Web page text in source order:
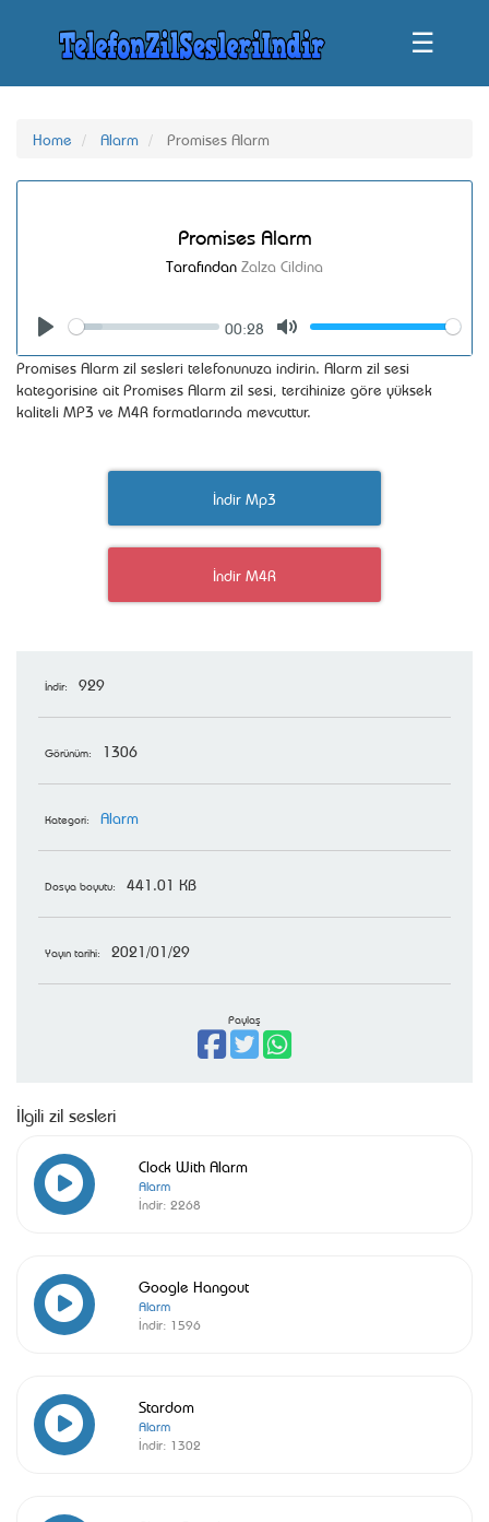
☰
Home Alarm Promises Alarm
Promises Alarm
Tarafından Zalza Cildina
Seek
00:28
Volume
Promises Alarm zil sesleri telefonunuza indirin. Alarm zil sesi
kategorisine ait Promises Alarm zil sesi, tercihinize göre yüksek
kaliteli MP3 ve M4R formatlarında mevcuttur.
İndir Mp3
İndir M4R
İndir: 929
Görünüm: 1306
Kategori: Alarm
Dosya boyutu: 441.01 KB
Yayın tarihi: 2021/01/29
Paylaş
İlgili zil sesleri
Clock With Alarm
Alarm
İndir: 2268
Google Hangout
Alarm
İndir: 1596
Stardom
Alarm
İndir: 1302